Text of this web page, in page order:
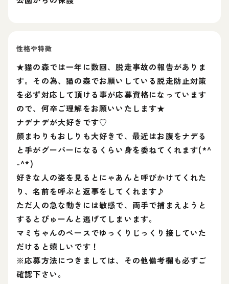
性格や特徴
★猫の森では一年に数回、脱走事故の報告がありま
す。その為、猫の森でお願いしている脱走防止対策
を必ず対応して頂ける事が応募資格になっています
ので、何卒ご理解をお願いいたします★
ナデナデが大好きです♡
顔まわりもおしりも大好きで、最近はお腹をナデる
と手がグーパーになるくらい身を委ねてくれます(*^
-^*)
好きな人の姿を見るとにゃあんと呼びかけてくれた
り、名前を呼ぶと返事をしてくれます♪
ただ人の急な動きには敏感で、両手で捕まえようと
するとぴゅーんと逃げてしまいます。
マミちゃんのペースでゆっくりじっくり接していた
だけると嬉しいです！
※応募方法につきましては、その他備考欄も必ずご
確認下さい。